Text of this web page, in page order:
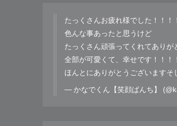
たっくさんお疲れ様でした！！！
色んな事あったと思うけど
たっくさん頑張ってくれてありが
全部が可愛くて、幸せです！！！
ほんとにありがとうございます
— かなでくん【笑顔ぱんち】